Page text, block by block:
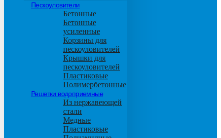
Пескоуловители
Бетонные
Бетонные
усиленные
Корзины для
пескоуловителей
Крышки для
пескоуловителей
Пластиковые
Полимербетонные
Решетки водоприемные
Из нержавеющей
стали
Медные
Пластиковые